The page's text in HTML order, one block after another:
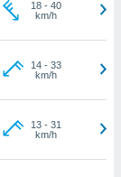
18- 40
km/h
14- 33
km/h
13- 31
km/h